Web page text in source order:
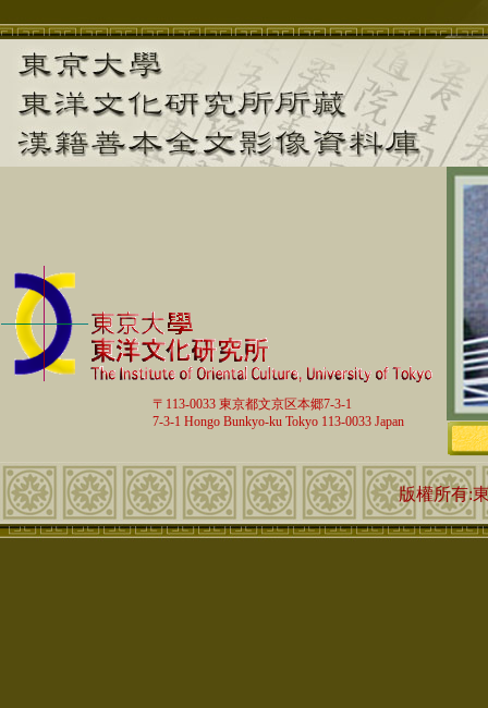
〒113-0033 東京都文京区本郷7-3-1
7-3-1 Hongo Bunkyo-ku Tokyo 113-0033 Japan
版權所有: